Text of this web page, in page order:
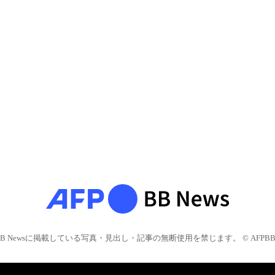
Newsに掲載している写真・見出し・記事の無断使用を禁じます。 © AFPBB